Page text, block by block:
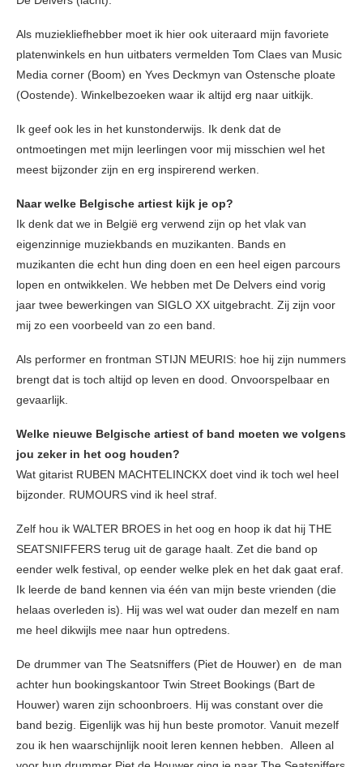
Als muziekliefhebber moet ik hier ook uiteraard mijn favoriete
platenwinkels en hun uitbaters vermelden Tom Claes van Music
Media corner (Boom) en Yves Deckmyn van Ostensche ploate
(Oostende). Winkelbezoeken waar ik altijd erg naar uitkijk.
Ik geef ook les in het kunstonderwijs. Ik denk dat de
ontmoetingen met mijn leerlingen voor mij misschien wel het
meest bijzonder zijn en erg inspirerend werken.
Naar welke Belgische artiest kijk je op?
Ik denk dat we in België erg verwend zijn op het vlak van
eigenzinnige muziekbands en muzikanten. Bands en
muzikanten die echt hun ding doen en een heel eigen parcours
lopen en ontwikkelen. We hebben met De Delvers eind vorig
jaar twee bewerkingen van SIGLO XX uitgebracht. Zij zijn voor
mij zo een voorbeeld van zo een band.
Als performer en frontman STIJN MEURIS: hoe hij zijn nummers
brengt dat is toch altijd op leven en dood. Onvoorspelbaar en
gevaarlijk.
Welke nieuwe Belgische artiest of band moeten we volgens
jou zeker in het oog houden?
Wat gitarist RUBEN MACHTELINCKX doet vind ik toch wel heel
bijzonder. RUMOURS vind ik heel straf.
Zelf hou ik WALTER BROES in het oog en hoop ik dat hij THE
SEATSNIFFERS terug uit de garage haalt. Zet die band op
eender welk festival, op eender welke plek en het dak gaat eraf.
Ik leerde de band kennen via één van mijn beste vrienden (die
helaas overleden is). Hij was wel wat ouder dan mezelf en nam
me heel dikwijls mee naar hun optredens.
De drummer van The Seatsniffers (Piet de Houwer) en de man
achter hun bookingskantoor Twin Street Bookings (Bart de
Houwer) waren zijn schoonbroers. Hij was constant over die
band bezig. Eigenlijk was hij hun beste promotor. Vanuit mezelf
zou ik hen waarschijnlijk nooit leren kennen hebben. Alleen al